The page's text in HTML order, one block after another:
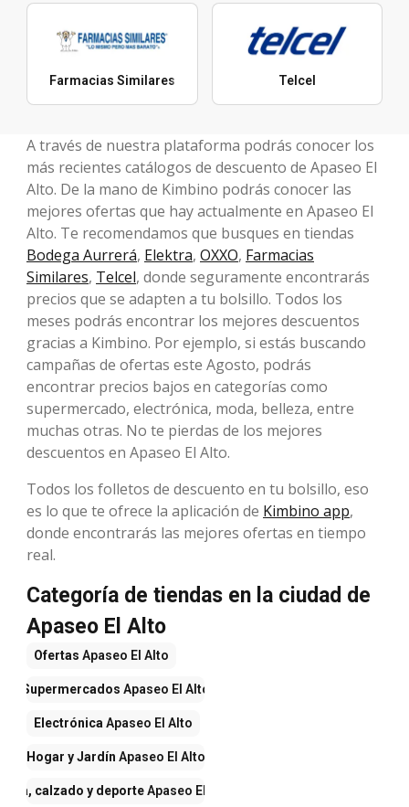
Farmacias Similares Telcel
A través de nuestra plataforma podrás conocer los
más recientes catálogos de descuento de Apaseo El
Alto. De la mano de Kimbino podrás conocer las
mejores ofertas que hay actualmente en Apaseo El
Alto. Te recomendamos que busques en tiendas
Bodega Aurrerá, Elektra, OXXO, Farmacias
Similares, Telcel, donde seguramente encontrarás
precios que se adapten a tu bolsillo. Todos los
meses podrás encontrar los mejores descuentos
gracias a Kimbino. Por ejemplo, si estás buscando
campañas de ofertas este Agosto, podrás
encontrar precios bajos en categorías como
supermercado, electrónica, moda, belleza, entre
muchas otras. No te pierdas de los mejores
descuentos en Apaseo El Alto.
Todos los folletos de descuento en tu bolsillo, eso
es lo que te ofrece la aplicación de Kimbino app,
donde encontrarás las mejores ofertas en tiempo
real.
Categoría de tiendas en la ciudad de
Apaseo El Alto
Ofertas Apaseo El Alto
Supermercados Apaseo El Alto
Electrónica Apaseo El Alto
Hogar y Jardín Apaseo El Alto
calzado y deporteApaseo El Alto